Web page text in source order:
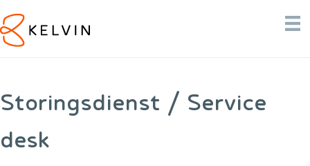
Storingsdienst / Service
desk